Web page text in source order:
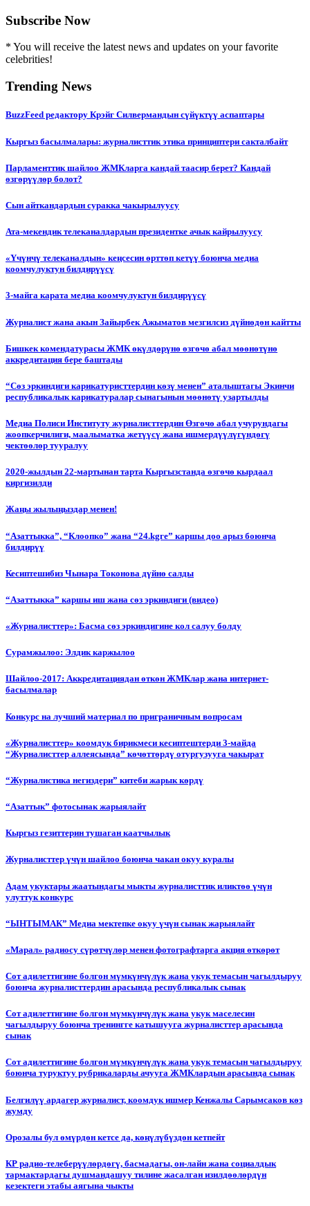
Subscribe Now
* You will receive the latest news and updates on your favorite
celebrities!
Trending News
BuzzFeed редактору Крэйг Силвермандын сүйүктүү аспаптары
Кыргыз басылмалары: журналисттик этика принциптери сакталбайт
Парламенттик шайлоо ЖМКларга кандай таасир берет? Кандай
өзгөрүүлөр болот?
Сын айткандардын суракка чакырылуусу
Ата-мекендик телеканалдардын президентке ачык кайрылуусу
«Үчүнчү телеканалдын» кеңсесин өрттөп кетүү боюнча медиа
коомчулуктун билдирүүсү
3-майга карата медиа коомчулуктун билдирүүсү
Журналист жана акын Зайырбек Ажыматов мезгилсиз дүйнөдөн кайтты
Бишкек комендатурасы ЖМК өкүлдөрүнө өзгөчө абал мөөнөтүнө
аккредитация бере баштады
“Сөз эркиндиги карикатуристтердин көзү менен” аталыштагы Экинчи
республикалык карикатуралар сынагынын мөөнөтү узартылды
Медиа Полиси Институту журналисттердин Өзгөчө абал учурундагы
жоопкерчилиги, маалыматка жетүүсү жана ишмердүүлүгүндөгү
чектөөлөр тууралуу
2020-жылдын 22-мартынан тарта Кыргызстанда өзгөчө кырдаал
киргизилди
Жаңы жылыңыздар менен!
“Азаттыкка”, “Клоопко” жана “24.kgге” каршы доо арыз боюнча
билдирүү
Кесиптешибиз Чынара Токонова дүйнө салды
“Азаттыкка” каршы иш жана сөз эркиндиги (видео)
«Журналисттер»: Басма сөз эркиндигине кол салуу болду
Сурамжылоо: Элдик каржылоо
Шайлоо-2017: Аккредитациядан өткөн ЖМКлар жана интернет-
басылмалар
Конкурс на лучший материал по приграничным вопросам
«Журналисттер» коомдук бирикмеси кесиптештерди 3-майда
“Журналисттер аллеясында” көчөттөрдү отургузууга чакырат
“Журналистика негиздери” китеби жарык көрдү
“Азаттык” фотосынак жарыялайт
Кыргыз гезиттерин тушаган каатчылык
Журналисттер үчүн шайлоо боюнча чакан окуу куралы
Адам укуктары жаатындагы мыкты журналисттик иликтөө үчүн
улуттук конкурс
“ЫНТЫМАК” Медиа мектепке окуу үчүн сынак жарыялайт
«Марал» радиосу сүрөтчүлөр менен фотографтарга акция өткөрөт
Сот адилеттигине болгон мүмкүнчүлүк жана укук темасын чагылдыруу
боюнча журналисттердин арасында республикалык сынак
Сот адилеттигине болгон мүмкүнчүлүк жана укук маселесин
чагылдыруу боюнча тренингге катышууга журналисттер арасында
сынак
Сот адилеттигине болгон мүмкүнчүлүк жана укук темасын чагылдыруу
боюнча туруктуу рубрикаларды ачууга ЖМКлардын арасында сынак
Белгилүү ардагер журналист, коомдук ишмер Кенжалы Сарымсаков көз
жумду
Орозалы бул өмүрдөн кетсе да, көңүлүбүздөн кетпейт
КР радио-телеберүүлөрдөгү, басмадагы, он-лайн жана социалдык
тармактардагы душмандашуу тилине жасалган изилдөөлөрдүн
кезектеги этабы аягына чыкты